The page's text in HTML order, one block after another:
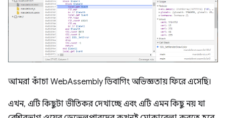
আমরা কাঁচা WebAssembly ডিবাগিং অভিজ্ঞতায় ফিরে এসেছি।
এখন, এটি কিছুটা ভীতিকর দেখাচ্ছে এবং এটি এমন কিছু নয় যা